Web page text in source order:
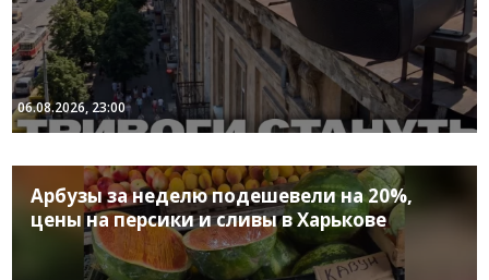
06.08.2026, 23:00
Арбузы за неделю подешевели на 20%,
цены на персики и сливы в Харькове